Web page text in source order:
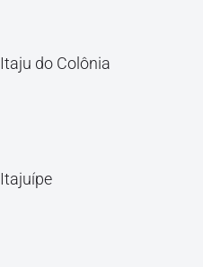
Itaju do Colônia
Itajuípe